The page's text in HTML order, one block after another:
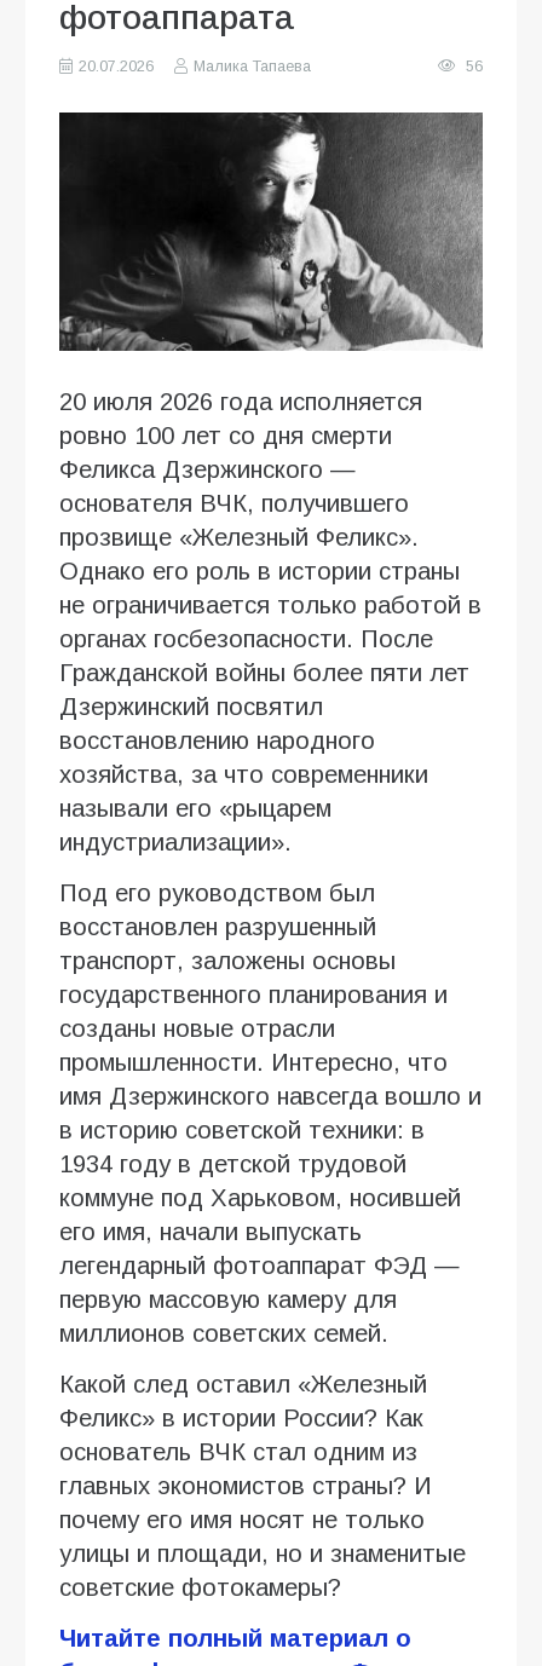
фотоаппарата
20.07.2026 Малика Тапаева 56
20 июля 2026 года исполняется
ровно 100 лет со дня смерти
Феликса Дзержинского —
основателя ВЧК, получившего
прозвище «Железный Феликс».
Однако его роль в истории страны
не ограничивается только работой в
органах госбезопасности. После
Гражданской войны более пяти лет
Дзержинский посвятил
восстановлению народного
хозяйства, за что современники
называли его «рыцарем
индустриализации».
Под его руководством был
восстановлен разрушенный
транспорт, заложены основы
государственного планирования и
созданы новые отрасли
промышленности. Интересно, что
имя Дзержинского навсегда вошло и
в историю советской техники: в
1934 году в детской трудовой
коммуне под Харьковом, носившей
его имя, начали выпускать
легендарный фотоаппарат ФЭД —
первую массовую камеру для
миллионов советских семей.
Какой след оставил «Железный
Феликс» в истории России? Как
основатель ВЧК стал одним из
главных экономистов страны? И
почему его имя носят не только
улицы и площади, но и знаменитые
советские фотокамеры?
Читайте полный материал о